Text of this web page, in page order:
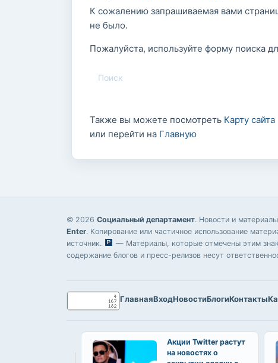
К сожалению запрашиваемая вами
не было.
Пожалуйста, используйте форму поиска
Форма поиска
Поиск
Также вы можете посмотреть Карту сайта
или перейти на Главную
© 2026 Социальный департамент. Новости и
Enter. Копирование или частичное использование
источник.
— Материалы, которые отмечены этим
содержание блогов и пресс-релизов несут
ГлавнаяВходНовостиБлогиКонтакты
Акции Twitter растут
на новостях о